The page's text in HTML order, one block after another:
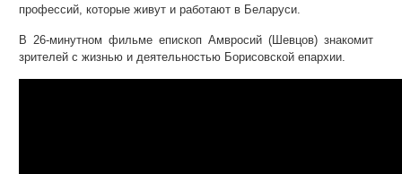
профессий, которые живут и работают в Беларуси.
В 26-минутном фильме епископ Амвросий (Шевцов) знакомит
зрителей с жизнью и деятельностью Борисовской епархии.